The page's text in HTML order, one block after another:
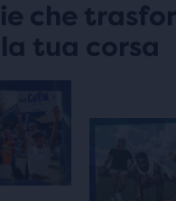
che
la tua corsa